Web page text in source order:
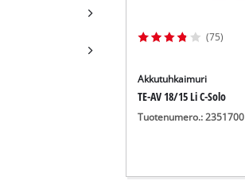
(75)
Akkutuhkaimuri
TE-AV 18/15 Li C-Solo
Tuotenumero.: 2351700